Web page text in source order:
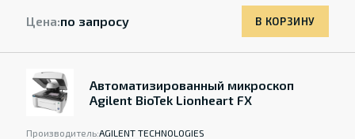
Цена:по запросу В КОРЗИНУ
Автоматизированный микроскоп
Agilent BioTek Lionheart FX
Производитель:AGILENT TECHNOLOGIES